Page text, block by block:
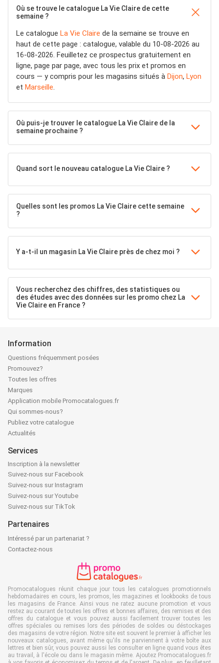
Où se trouve le catalogue La Vie Claire de cette
semaine ?
Le catalogue La Vie Claire de la semaine se trouve en
haut de cette page : catalogue, valable du 10-08-2026 au
16-08-2026. Feuilletez ce prospectus gratuitement en
ligne, page par page, avec tous les prix et promos en
cours — y compris pour les magasins situés à Dijon, Lyon
et Marseille.
Où puis-je trouver le catalogue La Vie Claire de la
semaine prochaine ?
Quand sort le nouveau catalogue La Vie Claire ?
Quelles sont les promos La Vie Claire cette semaine
?
Y a-t-il un magasin La Vie Claire près de chez moi ?
Vous recherchez des chiffres, des statistiques ou
des études avec des données sur les promo chez La
Vie Claire en France ?
Information
Questions fréquemment posées
Promouvez?
Toutes les offres
Marques
Application mobile Promocatalogues.fr
Qui sommes-nous?
Publiez votre catalogue
Actualités
Services
Inscription à la newsletter
Suivez-nous sur Facebook
Suivez-nous sur Instagram
Suivez-nous sur Youtube
Suivez-nous sur TikTok
Partenaires
Intéressé par un partenariat ?
Contactez-nous
Promocatalogues réunit chaque jour tous les catalogues promotionnels
hebdomadaires en cours, les promos, les magazines et lookbooks de tous
les magasins de France. Ainsi vous ne ratez aucune promotion et vous
restez au courant de toutes les offres et bonnes affaires, des remises et des
offres du catalogue et vous pouvez aussi facilement trouver toutes les
offres spéciales ou remises lors des périodes de soldes ou déstockages
des magasins de votre région. Notre site est souvent le premier à afficher les
nouveaux catalogues, avant même qu'ils ne parviennent à votre boîte aux
lettres et bien sûr, vous pouvez aussi les consulter en ligne quand vous êtes
au travail, à l'école ou dans le magasin même. Ajoutez Promocatalogues.fr